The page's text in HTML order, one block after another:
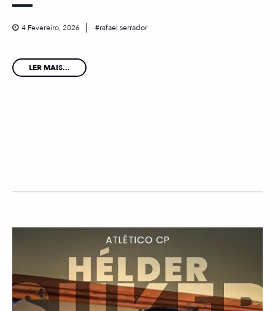
4 Fevereiro, 2026 rafael serrador
LER MAIS...